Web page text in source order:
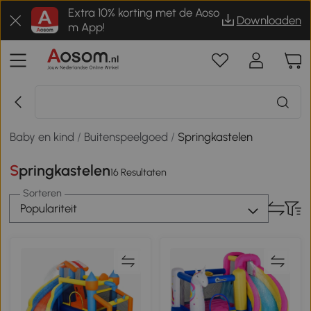
Extra 10% korting met de Aoso
m App!
Downloaden
Baby en kind / Buitenspeelgoed / Springkastelen
Springkastelen16 Resultaten
Sorteren
Populariteit